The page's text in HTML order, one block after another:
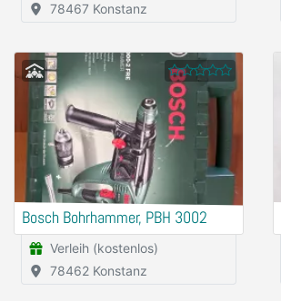
78467 Konstanz
Bosch Bohrhammer, PBH 3002
Verleih (kostenlos)
78462 Konstanz